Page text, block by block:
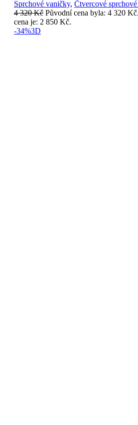
Sprchové vaničky, Čtvercové
4 320Kč Původní cena byla: 4 320 Kč.
cena je: 2 850 Kč.
-34%3D